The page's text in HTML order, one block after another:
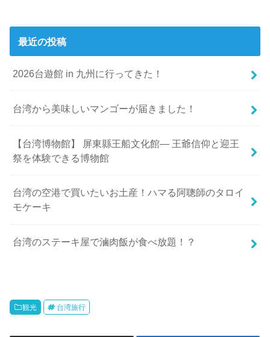
最近の投稿
2026台遊館 in 九州に行ってきた！
台湾から美味しいマンゴーが届きました！
【台湾博物館】 屏東縣王船文化館— 王爺信仰と迎王
祭を体験できる博物館
台湾の空港で買いたいお土産！ハマる阿聰師のタロイ
モケーキ
台湾のステーキ屋で滷肉飯が食べ放題！？
観光 台湾旅行